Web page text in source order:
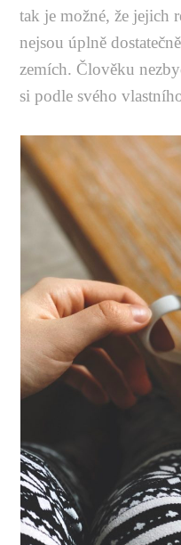
tak je možné, že jejich
nejsou úplně
zemích. Člověku
si podle svého